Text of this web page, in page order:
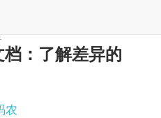
：了解差异的
农